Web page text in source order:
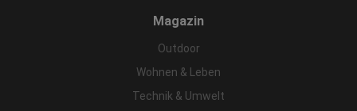
Magazin
Outdoor
Wohnen & Leben
Technik & Umwelt